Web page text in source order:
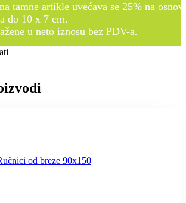
tamne artikle uvećava se 25% na
do 10 x 7 cm.
u neto iznosu bez PDV-a.